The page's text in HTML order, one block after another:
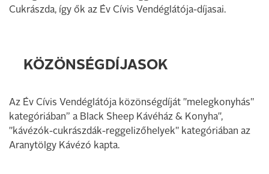
Cukrászda, így ők az Év Cívis Vendéglátója-díjasai.
KÖZÖNSÉGDÍJASOK
Az Év Cívis Vendéglátója közönségdíját "melegkonyhás"
kategóriában” a Black Sheep Kávéház & Konyha",
"kávézók-cukrászdák-reggelizőhelyek" kategóriában az
Aranytölgy Kávézó kapta.